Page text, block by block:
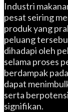
Industri
pesat seiring
produk yang
peluang
dihadapi oleh
selama proses
berdampak
dapat
serta
signifikan.